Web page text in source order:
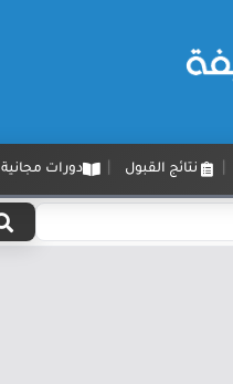
نتائج القبول دورات مجانية